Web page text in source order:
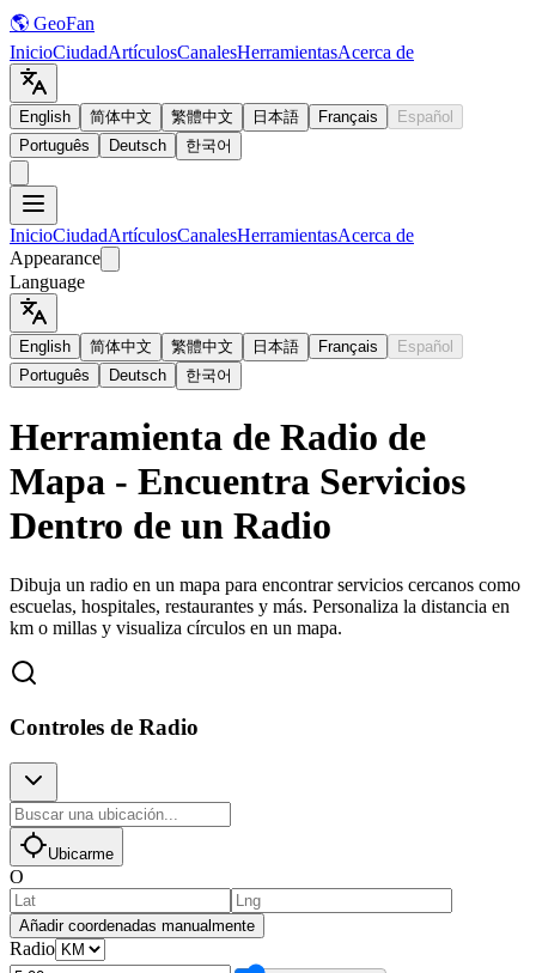
🌎 GeoFan
InicioCiudadArtículosCanalesHerramientasAcerca de
English 简体中文 繁體中文 日本語 Français
Español
Português
Deutsch 한국어
InicioCiudadArtículosCanalesHerramientasAcerca de
Appearance
Language
English 简体中文 繁體中文 日本語 Français
Español
Português
Deutsch 한국어
Herramienta de Radio de
Mapa - Encuentra Servicios
Dentro de un Radio
Dibuja un radio en un mapa para encontrar servicios cercanos como
escuelas, hospitales, restaurantes y más. Personaliza la distancia en
km o millas y visualiza círculos en un mapa.
Controles de Radio
Ubicarme
O
Añadir coordenadas manualmente
Radio